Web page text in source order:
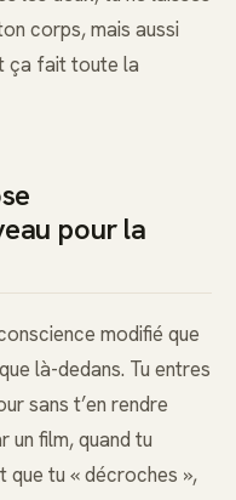
corps, mais aussi
ça fait toute la
pour la
modifié que
là-dedans. Tu entres
sans t’en rendre
un film, quand tu
que tu « décroches »,